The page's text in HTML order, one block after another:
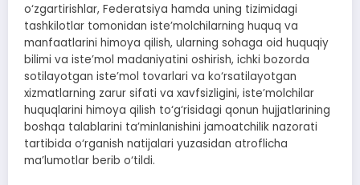
o‘zgartirishlar, Federatsiya hamda uning tizimidagi
tashkilotlar tomonidan iste’molchilarning huquq va
manfaatlarini himoya qilish, ularning sohaga oid huquqiy
bilimi va iste’mol madaniyatini oshirish, ichki bozorda
sotilayotgan iste’mol tovarlari va ko‘rsatilayotgan
xizmatlarning zarur sifati va xavfsizligini, iste’molchilar
huquqlarini himoya qilish to‘g‘risidagi qonun hujjatlarining
boshqa talablarini ta’minlanishini jamoatchilik nazorati
tartibida o‘rganish natijalari yuzasidan atroflicha
ma’lumotlar berib o‘tildi.